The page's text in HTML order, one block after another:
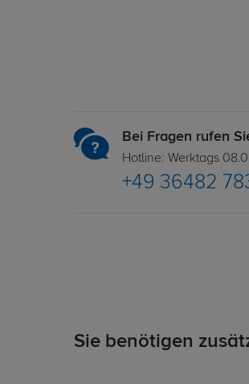
Bei Fragen rufen
Hotline: Werktags
+49 36482
Sie benötigen